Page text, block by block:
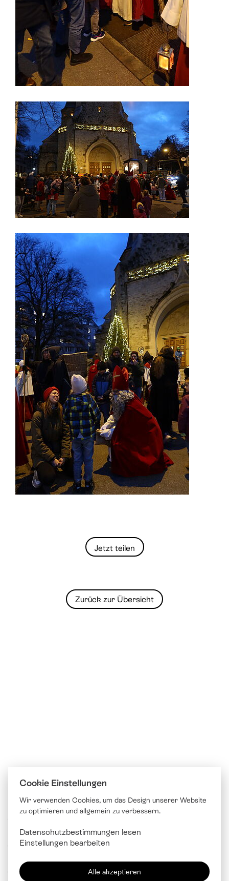
Jetzt teilen
Zurück zur Übersicht
© Katholische Kirche Stadt Luzern
Brünigstrasse 20
6005 Luzern
041 229 99 00
Cookie Einstellungen
Wir verwenden Cookies, um das Design unserer Website
zu optimieren und allgemein zu verbessern.
Datenschutzbestimmungen lesen
Einstellungen bearbeiten
Alle akzeptieren